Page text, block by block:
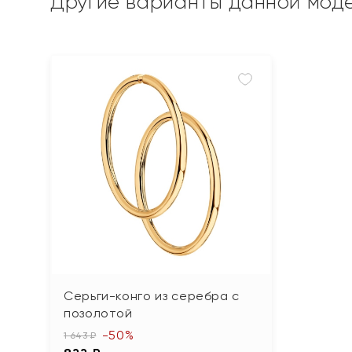
Серьги-конго из серебра с
позолотой
1 643 ₽ -50%